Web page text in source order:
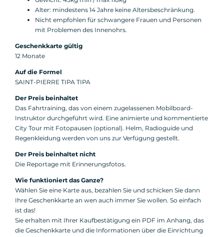
Alter: mindestens 14 Jahre keine Altersbeschränkung.
Nicht empfohlen für schwangere Frauen und Personen
mit Problemen des Innenohrs.
Geschenkkarte gültig
12 Monate
Auf die Formel
SAINT-PIERRE TIPA TIPA
Der Preis beinhaltet
Das Fahrtraining, das von einem zugelassenen Mobilboard-
Instruktor durchgeführt wird. Eine animierte und kommentierte
City Tour mit Fotopausen (optional). Helm, Radioguide und
Regenkleidung werden von uns zur Verfügung gestellt.
Der Preis beinhaltet nicht
Die Reportage mit Erinnerungsfotos.
Wie funktioniert das Ganze?
Wählen Sie eine Karte aus, bezahlen Sie und schicken Sie dann
Ihre Geschenkkarte an wen auch immer Sie wollen. So einfach
ist das!
Sie erhalten mit Ihrer Kaufbestätigung ein PDF im Anhang, das
die Geschenkkarte und die Informationen über die Einrichtung